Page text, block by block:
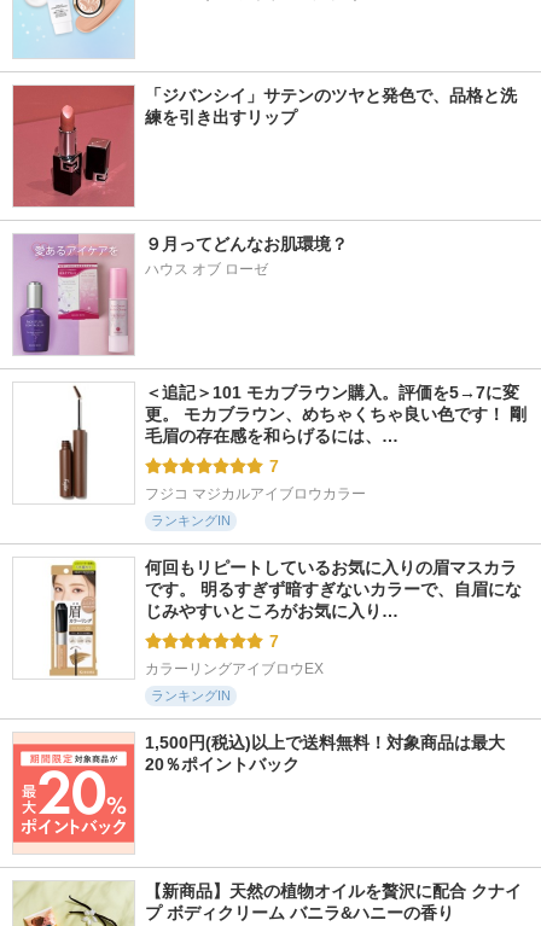
「ジバンシイ」サテンのツヤと発色で、品格と洗
練を引き出すリップ
９月ってどんなお肌環境？
ハウス オブ ローゼ
＜追記＞101 モカブラウン購入。評価を5→7に変
更。 モカブラウン、めちゃくちゃ良い色です！ 剛
毛眉の存在感を和らげるには、…
7
フジコ マジカルアイブロウカラー
ランキングIN
何回もリピートしているお気に入りの眉マスカラ
です。 明るすぎず暗すぎないカラーで、自眉にな
じみやすいところがお気に入り…
7
カラーリングアイブロウEX
ランキングIN
1,500円(税込)以上で送料無料！対象商品は最大
20％ポイントバック
【新商品】天然の植物オイルを贅沢に配合 クナイ
プ ボディクリーム バニラ&ハニーの香り